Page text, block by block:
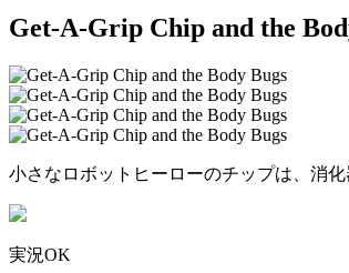
Get-A-Grip Chip and the
小さなロボットヒーローのチップは、消
実況OK